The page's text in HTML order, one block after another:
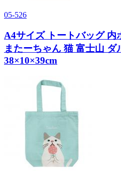
05-526
A4サイズ トートバッグ 内
またーちゃん 猫 富士山 ダ
38×10×39cm